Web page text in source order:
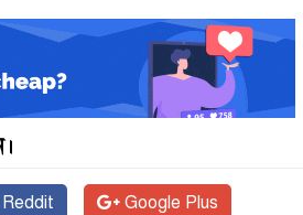
Reddit Google Plus